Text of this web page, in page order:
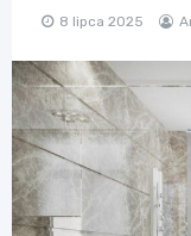
8 lipca 2025